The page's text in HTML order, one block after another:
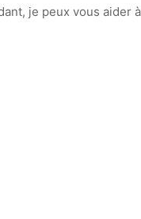
je peux vous